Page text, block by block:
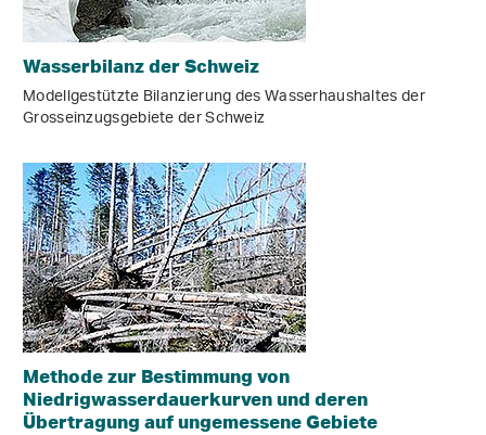
Wasserbilanz der Schweiz
Modellgestützte Bilanzierung des Wasserhaushaltes der
Grosseinzugsgebiete der Schweiz
Methode zur Bestimmung von
Niedrigwasserdauerkurven und deren
Übertragung auf ungemessene Gebiete